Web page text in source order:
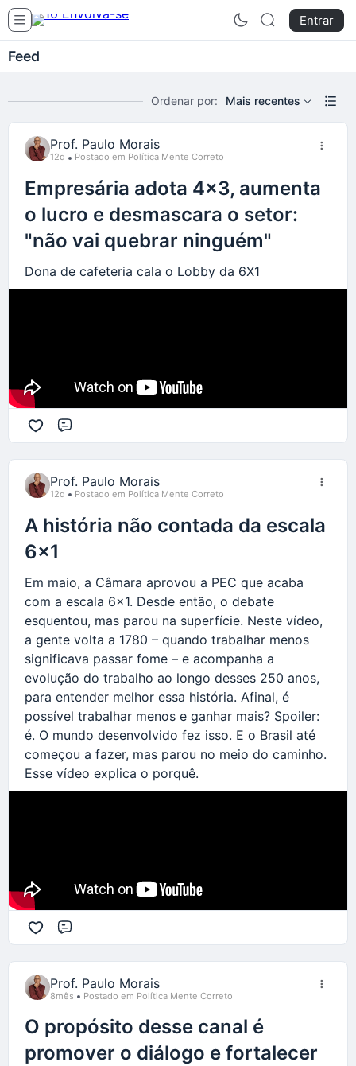
Entrar
Feed
Ordenar por: Mais recentes
Prof. Paulo Morais
12d Postado em Política Mente Correto
Empresária adota 4x3, aumenta
o lucro e desmascara o setor:
"não vai quebrar ninguém"
Dona de cafeteria cala o Lobby da 6X1
Prof. Paulo Morais
12d Postado em Política Mente Correto
A história não contada da escala
6x1
Em maio, a Câmara aprovou a PEC que acaba
com a escala 6x1. Desde então, o debate
esquentou, mas parou na superfície. Neste vídeo,
a gente volta a 1780 – quando trabalhar menos
significava passar fome – e acompanha a
evolução do trabalho ao longo desses 250 anos,
para entender melhor essa história. Afinal, é
possível trabalhar menos e ganhar mais? Spoiler:
é. O mundo desenvolvido fez isso. E o Brasil até
começou a fazer, mas parou no meio do caminho.
Esse vídeo explica o porquê.
Prof. Paulo Morais
8mês Postado em Política Mente Correto
O propósito desse canal é
promover o diálogo e fortalecer